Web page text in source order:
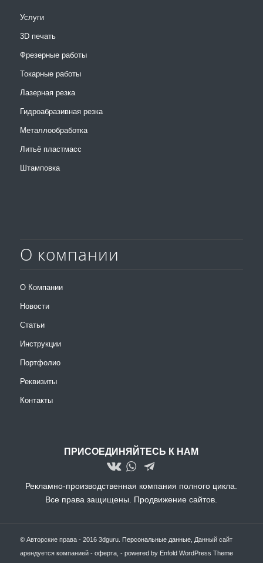
Услуги
3D печать
Фрезерные работы
Токарные работы
Лазерная резка
Гидроабразивная резка
Металлообработка
Литьё пластмасс
Штамповка
О компании
О Компании
Новости
Статьи
Инструкции
Портфолио
Реквизиты
Контакты
ПРИСОЕДИНЯЙТЕСЬ К НАМ
Рекламно-производственная компания полного цикла.
Все права защищены. Продвижение сайтов.
© Авторские права - 2016 3dguru. Персональные данные, Данный сайт
арендуется компанией - оферта, - powered by Enfold WordPress Theme